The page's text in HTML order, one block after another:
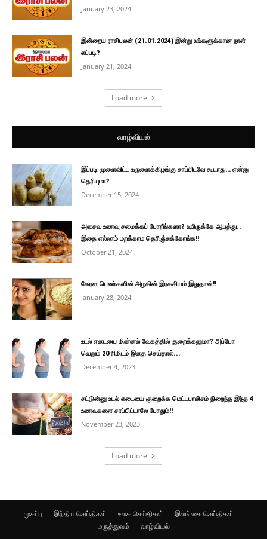
January 23, 2024
இன்றைய ராசிபலன் (21.01.2024) இன்று உங்களுக்கான நாள்
எப்படி?
January 21, 2024
Load more
வாழ்வியல்
இப்படி முளைவிட்ட உருளைக்கிழங்கு சாப்பிடவே கூடாது… ஏன்னு
தெரியுமா?
December 15, 2024
அசைவ உணவு சமைக்கப் போறீங்களா? உயிருக்கே ஆபத்து..
இதை எல்லாம் மறக்காம தெரிஞ்சுக்கோங்க!!
October 21, 2024
கேரள பெண்களின் அழகின் இரகசியம் இதுதான்!!
January 28, 2024
உடல் எடையை மின்னல் வேகத்தில் குறைக்கனுமா? அப்போ
வெறும் 20 நிமிடம் இதை செய்தால்...
December 4, 2023
சட்டுன்னு உடல் எடையை குறைக்க மெட்டபாலிசம் நிறைந்த இந்த 4
உணவுகளை சாப்பிட்டாலே போதும்!!
November 23, 2023
Load more
முகப்பு இந்திய செய்திகள் உலக செய்திகள்
இலங்கை செய்திகள்
மருத்துவம்
வாழ்வியல்